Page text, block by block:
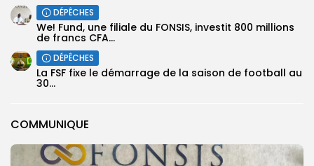
COMMUNIQUE
DÉPÊCHES
We! Fund, une filiale du FONSIS, investit 800 millions
de francs CFA...
DÉPÊCHES
‎La FSF fixe le démarrage de la saison de football au
30...